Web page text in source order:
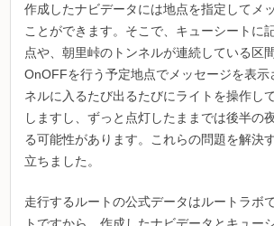
作成したナビデータには地点を指定してメ
ことができます。そこで、キューシートに
点や、朝里峠のトンネルが連続している区
OnOFFを行う予定地点でメッセージを表示
ネルに入るたび出るたびにライトを操作し
しますし、ずっと点灯したままでは後半の
る可能性があります。これらの問題を解決
立ちました。
走行するルートの公式データはルートラボ